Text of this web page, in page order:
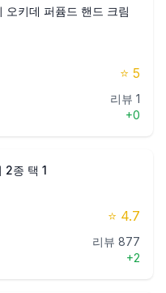
오키데 퍼퓸드 핸드 크림
⭐ 5
리뷰 1
+0
2종 택 1
⭐ 4.7
리뷰 877
+2